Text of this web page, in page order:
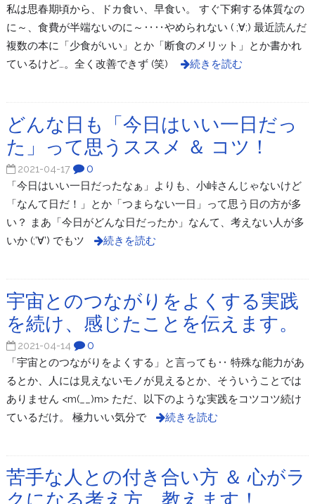
私は思春期頃から、ドカ食い、早食い。 すぐ下痢する体質なの
に～、食費が半端ないのに～‥‥やめられない ( ;∀;) 最近読んだ
複数の本に「少食がいい」とか「断食のメリット」とか書かれ
ているけど…。全く改善できず (笑)
続きを読む
どんな日も「今日はいい一日だっ
た」って思うススメ ＆ コツ！
2021-04-17 0
「今日はいい一日だったなぁ」よりも、小峠さんじゃないけど
「なんて日だ！」とか「つまらない一日」って思う日の方が多
い？ まあ「今日がどんな日だったか」なんて、考えない人が多
いか (;’∀’) でもツ
続きを読む
宇宙とのつながりをよくする実践
を続け、感じたことを伝えます。
2021-04-14 0
「宇宙とのつながりをよくする」と言っても‥ 特殊な能力があ
るとか、人には見えないモノが見えるとか、そういうことでは
ありません <m(__)m> ただ、以下のような実践をコツコツ続け
ているだけ。 極力いい気分で
続きを読む
苦手な人との付き合い方 ＆ 心がラ
クになる考え方、教えます！